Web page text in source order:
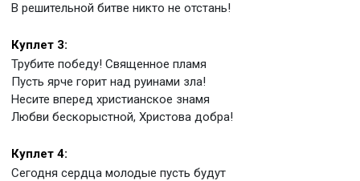
В решительной битве никто не отстань!
Куплет 3:
Трубите победу! Священное пламя
Пусть ярче горит над руинами зла!
Несите вперед христианское знамя
Любви бескорыстной, Христова добра!
Куплет 4:
Сегодня сердца молодые пусть будут